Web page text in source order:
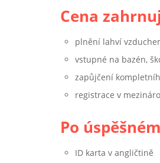
Cena
plnění lahví
vstupné na bazén,
zapůjčení
registrace v
Po
ID karta v angličtině